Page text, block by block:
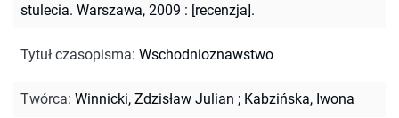
stulecia. Warszawa, 2009 : [recenzja].
Tytuł czasopisma: Wschodnioznawstwo
Twórca: Winnicki, Zdzisław Julian ; Kabzińska, Iwona